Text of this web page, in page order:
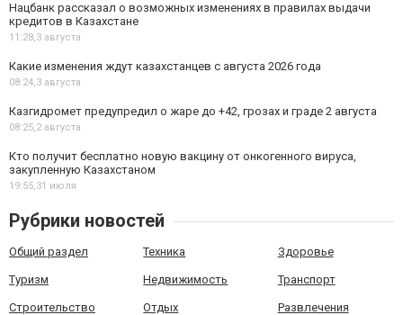
Нацбанк рассказал о возможных изменениях в правилах выдачи
кредитов в Казахстане
11:28,3 августа
Какие изменения ждут казахстанцев с августа 2026 года
08:24,3 августа
Казгидромет предупредил о жаре до +42, грозах и граде 2 августа
08:25,2 августа
Кто получит бесплатно новую вакцину от онкогенного вируса,
закупленную Казахстаном
19:55,31 июля
Рубрики новостей
Общий раздел Техника Здоровье
Туризм Недвижимость Транспорт
Строительство Отдых Развлечения